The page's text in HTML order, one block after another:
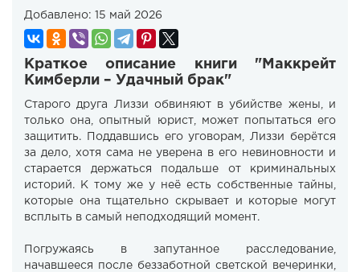
Добавлено: 15 май 2026
Краткое описание книги "Маккрейт
Кимберли – Удачный брак"
Старого друга Лиззи обвиняют в убийстве жены, и
только она, опытный юрист, может попытаться его
защитить. Поддавшись его уговорам, Лиззи берётся
за дело, хотя сама не уверена в его невиновности и
старается держаться подальше от криминальных
историй. К тому же у неё есть собственные тайны,
которые она тщательно скрывает и которые могут
всплыть в самый неподходящий момент.
Погружаясь в запутанное расследование,
начавшееся после беззаботной светской вечеринки,